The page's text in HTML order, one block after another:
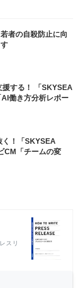
者の自殺防止に向
する！ 「SKYSEA
働き方分析レポー
く！「SKYSEA
CM「チームの変
スリ